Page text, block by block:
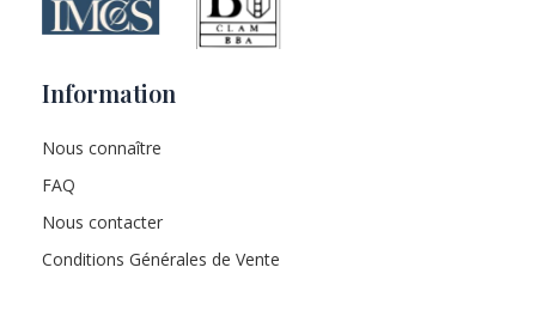
Information
Nous connaître
FAQ
Nous contacter
Conditions Générales de Vente